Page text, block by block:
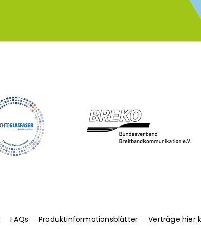
FAQs Produktinformationsblätter Verträge hier